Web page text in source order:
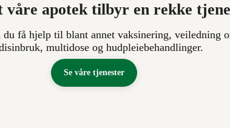
våre apotek tilbyr en rekke
du få hjelp til blant annet vaksinering, veiledning
multidose og hudpleiebehandlinger.
Se våre tjenester